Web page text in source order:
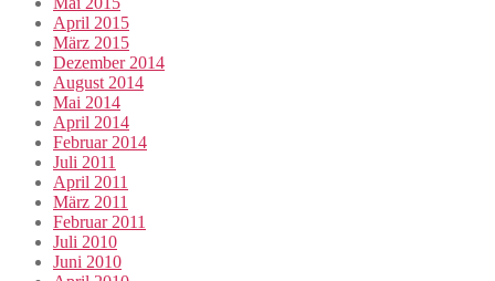
April 2015
März 2015
Dezember 2014
August 2014
Mai 2014
April 2014
Februar 2014
Juli 2011
April 2011
März 2011
Februar 2011
Juli 2010
Juni 2010